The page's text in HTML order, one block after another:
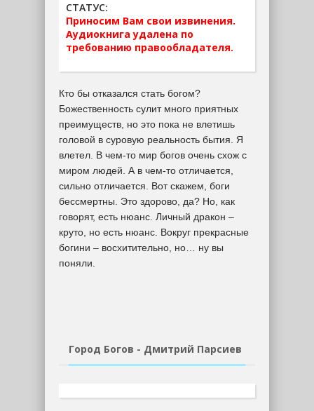
СТАТУС:
Приносим Вам свои извинения.
Аудиокнига удалена по
требованию правообладателя.
Кто бы отказался стать богом?
Божественность сулит много приятных
преимуществ, но это пока не влетишь
головой в суровую реальность бытия. Я
влетел. В чем-то мир богов очень схож с
миром людей. А в чем-то отличается,
сильно отличается. Вот скажем, боги
бессмертны. Это здорово, да? Но, как
говорят, есть нюанс. Личный дракон –
круто, но есть нюанс. Вокруг прекрасные
богини – восхитительно, но… ну вы
поняли.
Город Богов - Дмитрий Парсиев